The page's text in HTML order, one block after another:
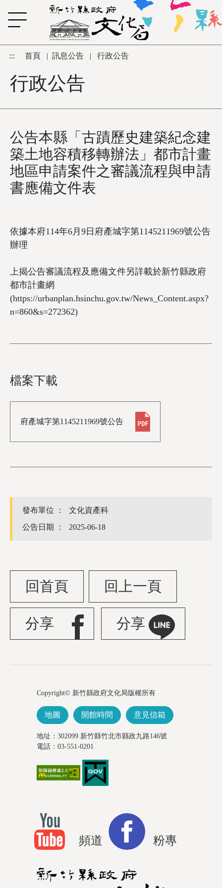
跳到主要內容區塊
::: 首頁 | 訊息公告 | 行政公告
行政公告
公告本縣「古蹟歷史建築紀念建
築土地容積移轉辦法」都市計畫
地區申請案件之審議流程與申請
書應備文件表
依據本府114年6月9日府產城字第1145211969號公告
辦理
上揭公告審議流程及應備文件另詳載於新竹縣政府
都市計畫網
(https://urbanplan.hsinchu.gov.tw/News_Content.aspx?
n=860&s=272362)
檔案下載
府產城字第1145211969號公告
發布單位 ：
文化資產科
公告日期 ：
2025-06-18
回首頁 回上一頁
分享 分享
Copyright© 新竹縣政府文化局版權所有
地圖 開館時間 意見信箱
地址：302099 新竹縣竹北市縣政九路146號
電話：03-551-0201
頻道 粉專